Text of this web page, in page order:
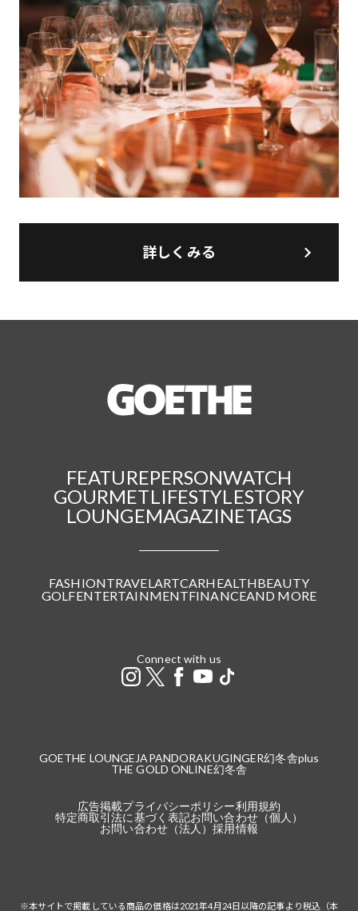
詳しくみる
FEATUREPERSONWATCH
GOURMETLIFESTYLESTORY
LOUNGEMAGAZINETAGS
FASHIONTRAVELARTCARHEALTHBEAUTY
GOLFENTERTAINMENTFINANCEAND MORE
Connect with us
GOETHE LOUNGE JAPANDORAKUGINGER幻冬舎plus
THE GOLD ONLINE幻冬舎
広告掲載プライバシーポリシー利用規約
特定商取引法に基づく表記お問い合わせ（個人）
お問い合わせ（法人）採用情報
※本サイトで掲載している商品の価格は2021年4月24日以降の記事より税込（本